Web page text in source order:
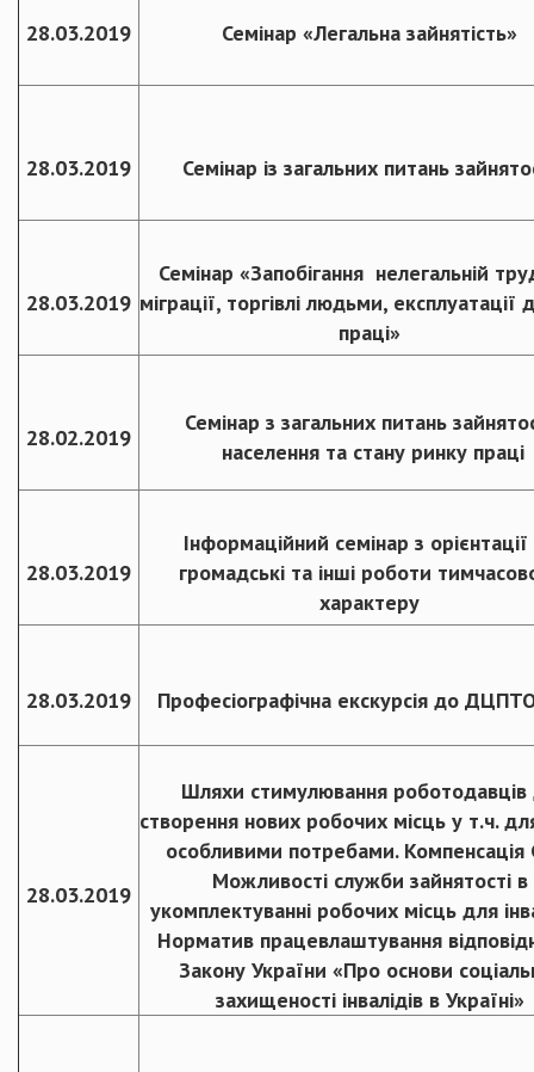
28.03.2019 Семінар «Легальна зайнятість»
28.03.2019 Семінар із загальних питань
28.03.2019
Семінар «Запобігання нелегальній
міграції, торгівлі людьми, експлуатації
праці»
28.02.2019
Семінар з загальних питань
населення та стану ринку праці
28.03.2019
Інформаційний семінар з орієнтації
громадські та інші роботи
характеру
28.03.2019 Професіографічна екскурсія до
28.03.2019
Шляхи стимулювання роботодавців
створення нових робочих місць у т.ч.
особливими потребами. Компенсація
Можливості служби зайнятості в
укомплектуванні робочих місць для
Норматив працевлаштування
Закону України «Про основи
захищеності інвалідів в Україні»